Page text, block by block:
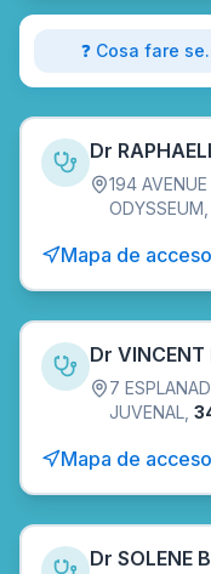
❓ Cosa fare
Dr
194
ODYSSEUM
Mapa de acceso
Dr VINCENT
7
JUVENAL
Mapa de acceso
Dr SOLENE